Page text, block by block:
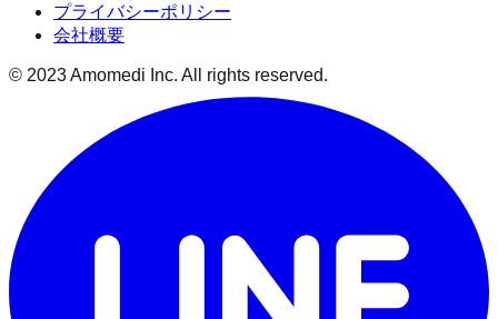
プライバシーポリシー
会社概要
© 2023 Amomedi Inc. All rights reserved.